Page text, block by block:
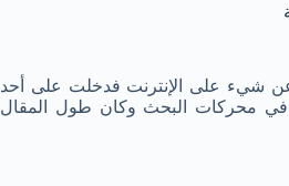
شيء على الإنترنت فدخلت على أحد
في محركات البحث وكان طول المقال